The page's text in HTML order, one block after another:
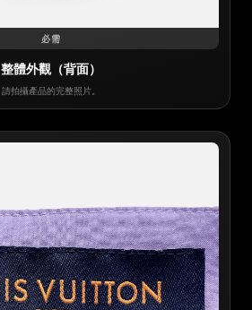
必需
整體外觀（背面）
請拍攝產品的完整照片。